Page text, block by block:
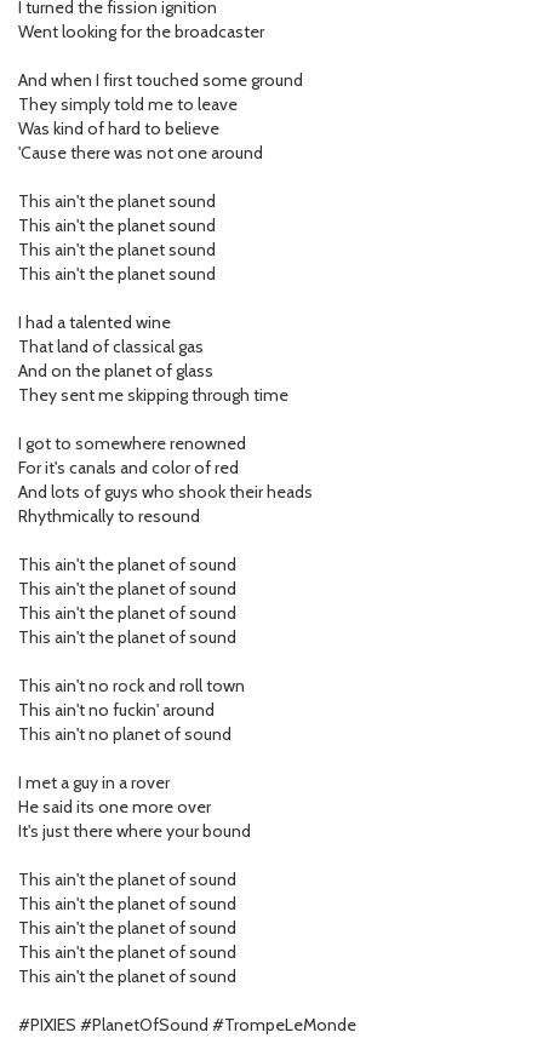
I turned the fission ignition
Went looking for the broadcaster
And when I first touched some ground
They simply told me to leave
Was kind of hard to believe
'Cause there was not one around
This ain't the planet sound
This ain't the planet sound
This ain't the planet sound
This ain't the planet sound
I had a talented wine
That land of classical gas
And on the planet of glass
They sent me skipping through time
I got to somewhere renowned
For it's canals and color of red
And lots of guys who shook their heads
Rhythmically to resound
This ain't the planet of sound
This ain't the planet of sound
This ain't the planet of sound
This ain't the planet of sound
This ain't no rock and roll town
This ain't no fuckin' around
This ain't no planet of sound
I met a guy in a rover
He said its one more over
It's just there where your bound
This ain't the planet of sound
This ain't the planet of sound
This ain't the planet of sound
This ain't the planet of sound
This ain't the planet of sound
#PIXIES #PlanetOfSound #TrompeLeMonde